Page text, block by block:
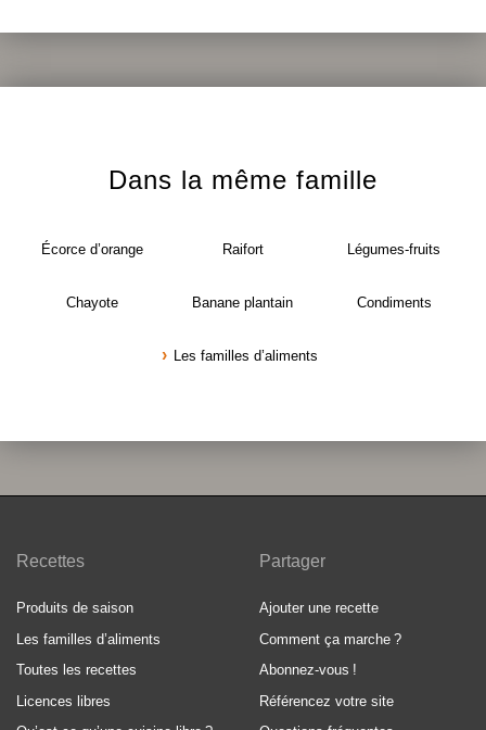
Dans la même famille
Écorce d’orange Raifort Légumes-fruits
Chayote Banane plantain Condiments
Les familles d’aliments
Recettes
Produits de saison
Les familles d’aliments
Toutes les recettes
Licences libres
Partager
Ajouter une recette
Comment ça marche ?
Abonnez-vous !
Référencez votre site